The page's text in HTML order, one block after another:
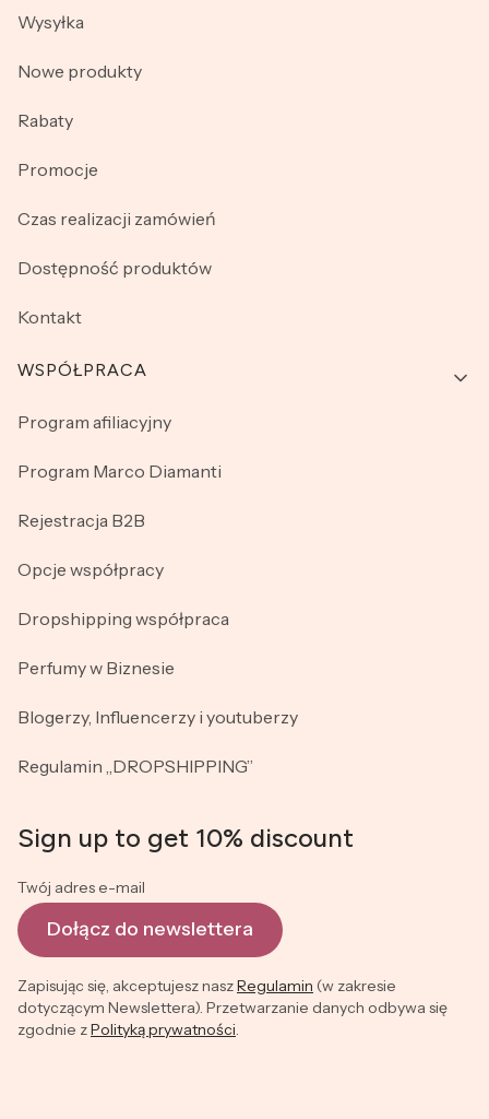
Wysyłka
Nowe produkty
Rabaty
Promocje
Czas realizacji zamówień
Dostępność produktów
Kontakt
WSPÓŁPRACA
Program afiliacyjny
Program Marco Diamanti
Rejestracja B2B
Opcje współpracy
Dropshipping współpraca
Perfumy w Biznesie
Blogerzy, Influencerzy i youtuberzy
Regulamin „DROPSHIPPING”
Sign up to get 10% discount
Twój adres e-mail
Dołącz do newslettera
Zapisując się, akceptujesz naszRegulamin (w zakresie
dotyczącym Newslettera). Przetwarzanie danych odbywa się
zgodnie zPolityką prywatności